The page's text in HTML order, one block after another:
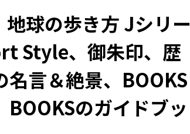
球の歩き方 Jシリー
Style、御朱印、歴
名言＆絶景、BOOKS
のガイドブッ